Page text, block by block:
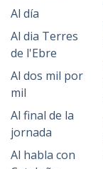
Al día
Al dia Terres
de l'Ebre
Al dos mil por
mil
Al final de la
jornada
Al habla con